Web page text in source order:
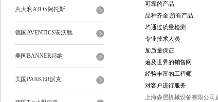
意大利ATOS阿托斯
德国AVENTICS安沃驰
美国BANNER邦纳
美国PARKER派克
可靠的产品
品种齐全,所有产品
均通过质量检测
专业技术人员
加质量保证
遍及世界的销售网
经验丰富的工程师
对客户进行服务
上海森层机械设备有限公司